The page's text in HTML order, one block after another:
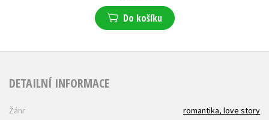
Do košíku
DETAILNÍ INFORMACE
Žánr
romantika, love story